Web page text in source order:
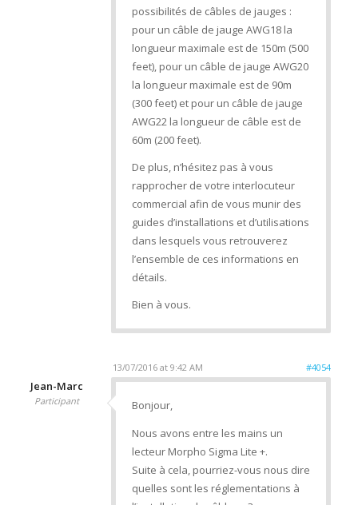
possibilités de câbles de jauges :
pour un câble de jauge AWG18 la
longueur maximale est de 150m (500
feet), pour un câble de jauge AWG20
la longueur maximale est de 90m
(300 feet) et pour un câble de jauge
AWG22 la longueur de câble est de
60m (200 feet).
De plus, n’hésitez pas à vous
rapprocher de votre interlocuteur
commercial afin de vous munir des
guides d’installations et d’utilisations
dans lesquels vous retrouverez
l’ensemble de ces informations en
détails.
Bien à vous.
13/07/2016 at 9:42 AM #4054
Jean-Marc
Participant
Bonjour,
Nous avons entre les mains un
lecteur Morpho Sigma Lite +.
Suite à cela, pourriez-vous nous dire
quelles sont les réglementations à